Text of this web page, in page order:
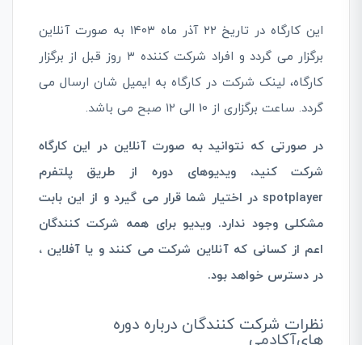
این کارگاه در تاریخ ۲۲ آذر ماه ۱۴۰۳ به صورت آنلاین
برگزار می گردد و افراد شرکت کننده ۳ روز قبل از برگزار
کارگاه، لینک شرکت در کارگاه به ایمیل شان ارسال می
گردد. ساعت برگزاری از 10 الی ۱۲ صبح می باشد.
در صورتی که نتوانید به صورت آنلاین در این کارگاه
شرکت کنید، ویدیوهای دوره از طریق پلتفرم
spotplayer در اختیار شما قرار می گیرد و از این بابت
مشکلی وجود ندارد. ویدیو برای همه شرکت کنندگان
اعم از کسانی که آنلاین شرکت می کنند و یا آفلاین ،
در دسترس خواهد بود.
نظرات شرکت کنندگان درباره دوره
های‌آکادمی